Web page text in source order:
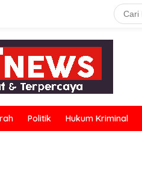
Politik Hukum Kriminal